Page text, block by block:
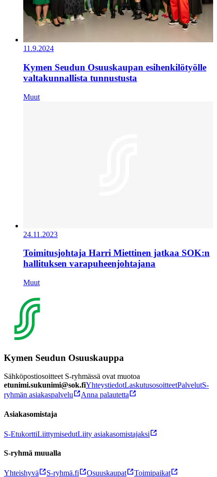
11.9.2024
Kymen Seudun Osuuskaupan esihenkilötyölle
valtakunnallista tunnustusta
Muut
24.11.2023
Toimitusjohtaja Harri Miettinen jatkaa SOK:n
hallituksen varapuheenjohtajana
Muut
Kymen Seudun Osuuskauppa
Sähköpostiosoitteet S-ryhmässä ovat muotoa
etunimi.sukunimi@sok.fiYhteystiedotLaskutusosoitteetPalvelutS-
ryhmän asiakaspalvelu
Anna palautetta
Asiakasomistaja
S-EtukorttiLiittymisedutLiity asiakasomistajaksi
S-ryhmä muualla
Yhteishyvä S-ryhmä.fi Osuuskaupat Toimipaikat